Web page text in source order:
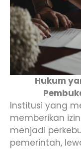
Hukum
Institusi yang
memberikan
menjadi
pemerintah,